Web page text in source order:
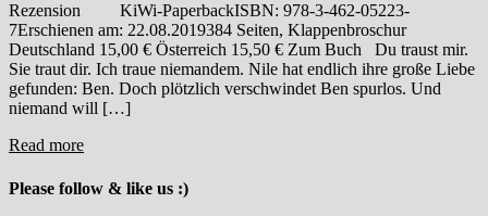
Rezension KiWi-PaperbackISBN: 978-3-462-05223-
7Erschienen am: 22.08.2019384 Seiten, Klappenbroschur
Deutschland 15,00 € Österreich 15,50 € Zum Buch Du traust mir.
Sie traut dir. Ich traue niemandem. Nile hat endlich ihre große Liebe
gefunden: Ben. Doch plötzlich verschwindet Ben spurlos. Und
niemand will […]
Read more
Please follow & like us :)